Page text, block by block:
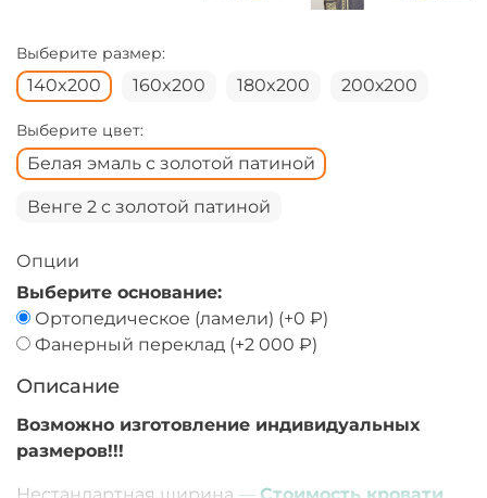
Выберите размер:
140x200 160x200 180x200 200х200
Выберите цвет:
Белая эмаль с золотой патиной
Венге 2 с золотой патиной
Опции
Выберите основание:
Ортопедическое (ламели) (+0 ₽)
Фанерный переклад (+2 000 ₽)
Описание
Возможно изготовление индивидуальных
размеров!!!